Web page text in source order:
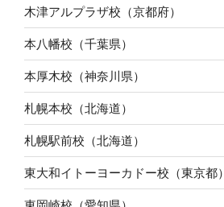
木津アルプラザ校（京都府）
本八幡校（千葉県）
本厚木校（神奈川県）
札幌本校（北海道）
札幌駅前校（北海道）
東大和イトーヨーカドー校（東京都）